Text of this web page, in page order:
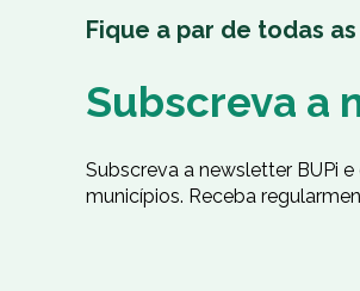
Fique a par de todas
Subscreva a
Subscreva a newsletter BUPi
municípios. Receba